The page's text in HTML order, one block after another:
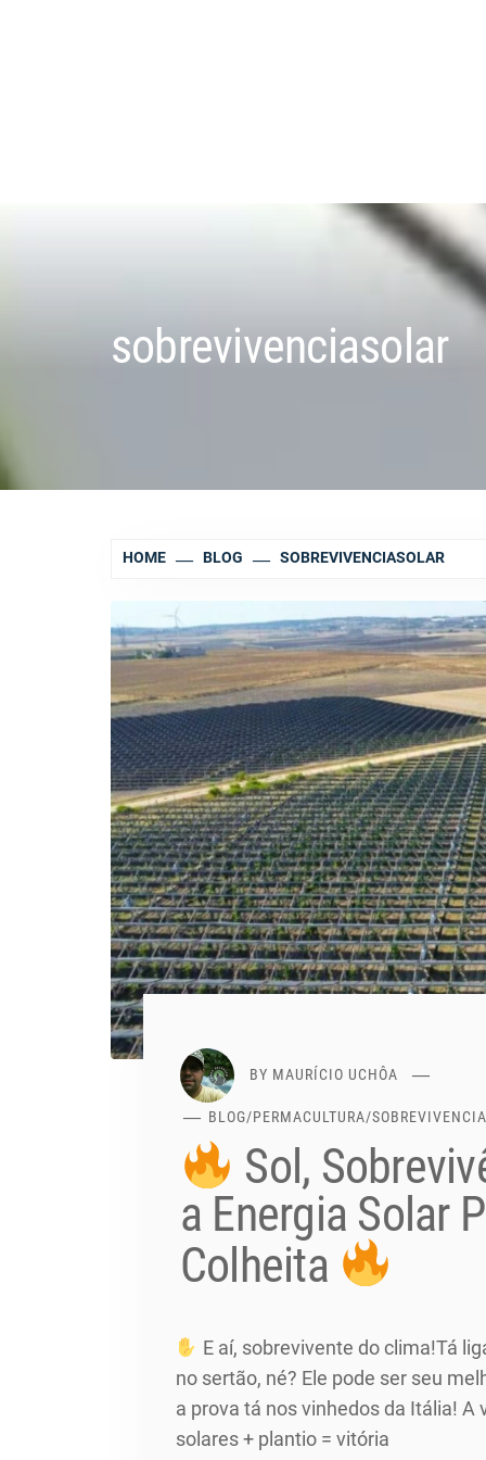
sobrevivenciasolar
HOME BLOG SOBREVIVENCIASOLAR
BY MAURÍCIO UCHÔA
BLOG/PERMACULTURA/
Sol,
a Energia Solar
Colheita
E aí, sobrevivente do clima!Tá
no sertão, né? Ele pode ser seu
a prova tá nos vinhedos da Itália!
solares + plantio = vitória